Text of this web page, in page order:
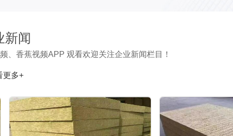
新闻
、香蕉视频APP 观看欢迎关注企业新闻栏目！
更多+